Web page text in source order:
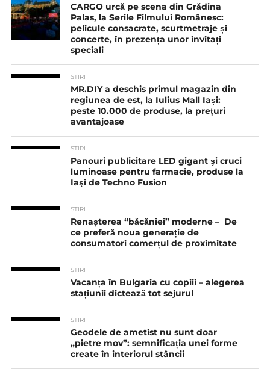
CARGO urcă pe scena din Grădina
Palas, la Serile Filmului Românesc:
pelicule consacrate, scurtmetraje și
concerte, în prezența unor invitați
speciali
STIRI
MR.DIY a deschis primul magazin din
regiunea de est, la Iulius Mall Iași:
peste 10.000 de produse, la prețuri
avantajoase
STIRI
Panouri publicitare LED gigant şi cruci
luminoase pentru farmacie, produse la
Iaşi de Techno Fusion
STIRI
Renașterea “băcăniei” moderne – De
ce preferă noua generație de
consumatori comerțul de proximitate
STIRI
Vacanța în Bulgaria cu copiii – alegerea
stațiunii dictează tot sejurul
STIRI
Geodele de ametist nu sunt doar
„pietre mov”: semnificația unei forme
create în interiorul stâncii